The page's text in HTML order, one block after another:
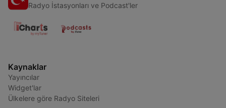
Radyo İstasyonları ve Podcast'ler
Kaynaklar
Yayıncılar
Widget'lar
Ülkelere göre Radyo Siteleri